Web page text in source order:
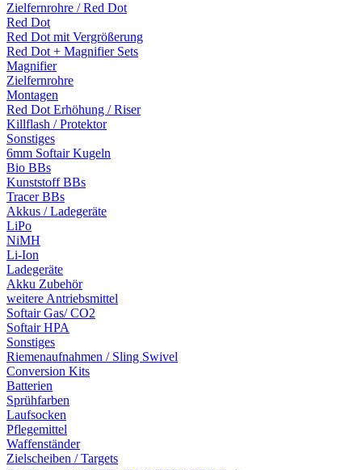
Zielfernrohre / Red Dot
Red Dot
Red Dot mit Vergrößerung
Red Dot + Magnifier Sets
Magnifier
Zielfernrohre
Montagen
Red Dot Erhöhung / Riser
Killflash / Protektor
Sonstiges
6mm Softair Kugeln
Bio BBs
Kunststoff BBs
Tracer BBs
Akkus / Ladegeräte
LiPo
NiMH
Li-Ion
Ladegeräte
Akku Zubehör
weitere Antriebsmittel
Softair Gas/ CO2
Softair HPA
Sonstiges
Riemenaufnahmen / Sling Swivel
Conversion Kits
Batterien
Sprühfarben
Laufsocken
Pflegemittel
Waffenständer
Zielscheiben / Targets